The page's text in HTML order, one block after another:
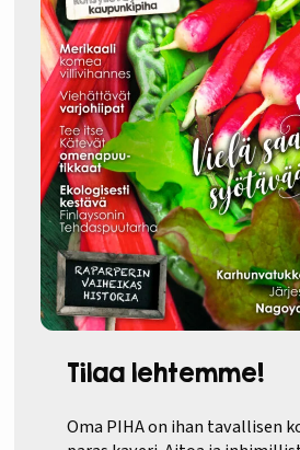
Tilaa lehtemme!
Oma PIHA on ihan tavallisen